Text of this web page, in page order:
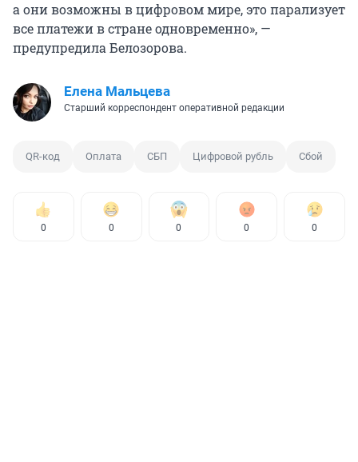
а они возможны в цифровом мире, это парализует
все платежи в стране одновременно», —
предупредила Белозорова.
Елена Мальцева
Старший корреспондент оперативной редакции
QR-код Оплата СБП Цифровой рубль Сбой
0 0 0 0 0